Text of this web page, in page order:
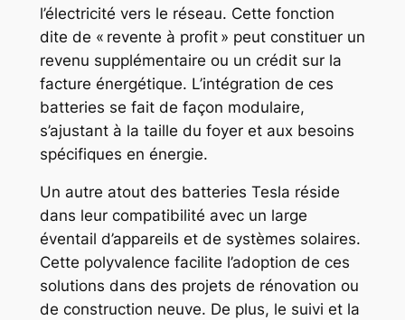
l’électricité vers le réseau. Cette fonction
dite de « revente à profit » peut constituer un
revenu supplémentaire ou un crédit sur la
facture énergétique. L’intégration de ces
batteries se fait de façon modulaire,
s’ajustant à la taille du foyer et aux besoins
spécifiques en énergie.
Un autre atout des batteries Tesla réside
dans leur compatibilité avec un large
éventail d’appareils et de systèmes solaires.
Cette polyvalence facilite l’adoption de ces
solutions dans des projets de rénovation ou
de construction neuve. De plus, le suivi et la